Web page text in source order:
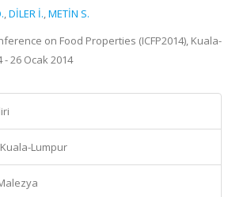
,DİLER İ.,METİN S.
on Food Properties (ICFP2014), Kuala-
26 Ocak 2014
Kuala-Lumpur